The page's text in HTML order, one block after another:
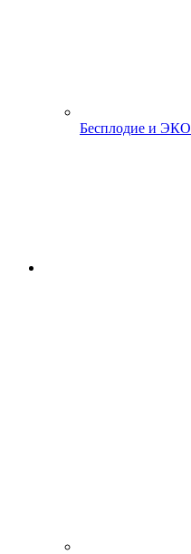
Бесплодие и ЭКО